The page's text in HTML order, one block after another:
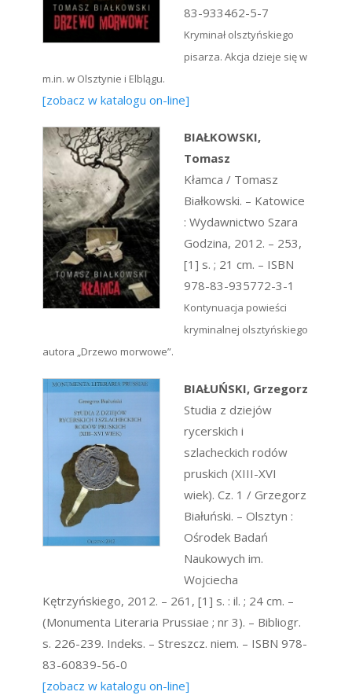
83-933462-5-7
Kryminał olsztyńskiego
pisarza. Akcja dzieje się w
m.in. w Olsztynie i Elblągu.
[zobacz w katalogu on-line]
BIAŁKOWSKI,
Tomasz
Kłamca / Tomasz
Białkowski. – Katowice
: Wydawnictwo Szara
Godzina, 2012. – 253,
[1] s. ; 21 cm. – ISBN
978-83-935772-3-1
Kontynuacja powieści
kryminalnej olsztyńskiego
autora „Drzewo morwowe”.
BIAŁUŃSKI, Grzegorz
Studia z dziejów
rycerskich i
szlacheckich rodów
pruskich (XIII-XVI
wiek). Cz. 1 / Grzegorz
Białuński. – Olsztyn :
Ośrodek Badań
Naukowych im.
Wojciecha
Kętrzyńskiego, 2012. – 261, [1] s. : il. ; 24 cm. –
(Monumenta Literaria Prussiae ; nr 3). – Bibliogr.
s. 226-239. Indeks. – Streszcz. niem. – ISBN 978-
83-60839-56-0
[zobacz w katalogu on-line]